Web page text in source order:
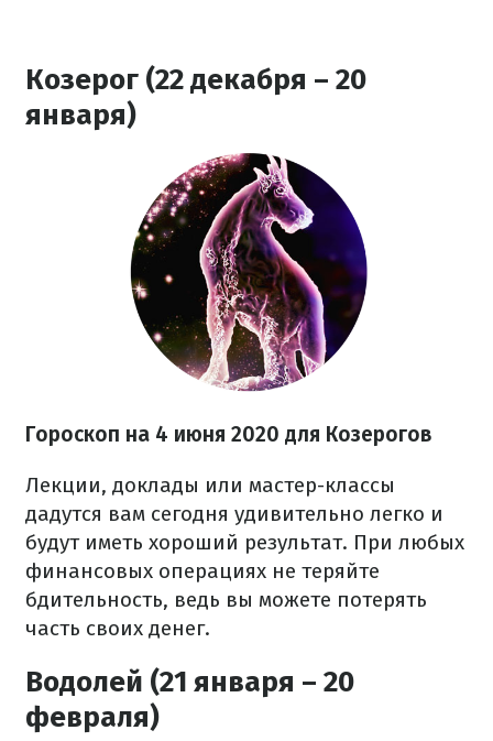
Козерог (22 декабря – 20
января)
Гороскоп на 4 июня 2020 для Козерогов
Лекции, доклады или мастер-классы
дадутся вам сегодня удивительно легко и
будут иметь хороший результат. При любых
финансовых операциях не теряйте
бдительность, ведь вы можете потерять
часть своих денег.
Водолей (21 января – 20
февраля)